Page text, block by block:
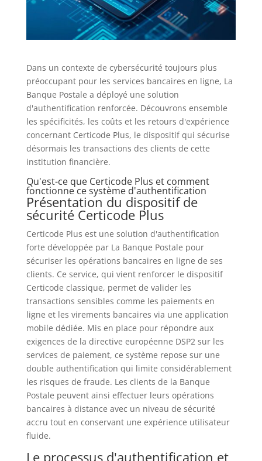
Dans un contexte de cybersécurité toujours plus
préoccupant pour les services bancaires en ligne, La
Banque Postale a déployé une solution
d'authentification renforcée. Découvrons ensemble
les spécificités, les coûts et les retours d'expérience
concernant Certicode Plus, le dispositif qui sécurise
désormais les transactions des clients de cette
institution financière.
Qu'est-ce que Certicode Plus et comment
fonctionne ce système d'authentification
Présentation du dispositif de
sécurité Certicode Plus
Certicode Plus est une solution d'authentification
forte développée par La Banque Postale pour
sécuriser les opérations bancaires en ligne de ses
clients. Ce service, qui vient renforcer le dispositif
Certicode classique, permet de valider les
transactions sensibles comme les paiements en
ligne et les virements bancaires via une application
mobile dédiée. Mis en place pour répondre aux
exigences de la directive européenne DSP2 sur les
services de paiement, ce système repose sur une
double authentification qui limite considérablement
les risques de fraude. Les clients de la Banque
Postale peuvent ainsi effectuer leurs opérations
bancaires à distance avec un niveau de sécurité
accru tout en conservant une expérience utilisateur
fluide.
Le processus d'authentification et